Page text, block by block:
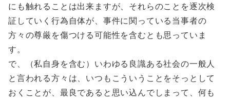
にも触れることは出来ますが、それらのことを逐次検
証していく行為自体が、事件に関っている当事者の
方々の尊厳を傷つける可能性を含むとも思っていま
す。
で、（私自身を含む）いわゆる良識ある社会の一般人
と言われる方々は、いつもこういうことをそっとして
おくことが、最良であると思い込んでしまって、何も